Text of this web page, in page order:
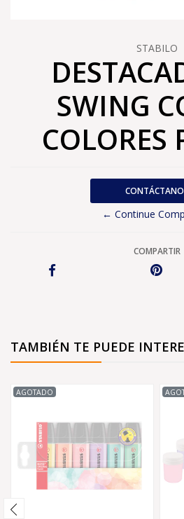
STABILO
SWING
COLORES
← Continue
COMPARTIR
TAMBIÉN TE PUEDE
AGOTADO